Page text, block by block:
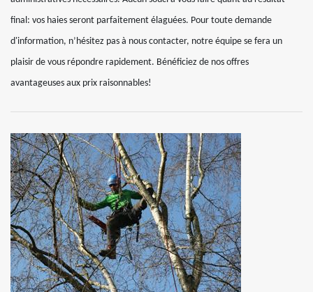
final: vos haies seront parfaitement élaguées. Pour toute demande
d'information, n’hésitez pas à nous contacter, notre équipe se fera un
plaisir de vous répondre rapidement. Bénéficiez de nos offres
avantageuses aux prix raisonnables!